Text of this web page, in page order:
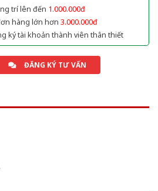
trí lên đến 1.000.000đ
hàng lớn hơn 3.000.000đ
ký tài khoản thành viên thân thiết
ĐĂNG KÝ TƯ VẤN